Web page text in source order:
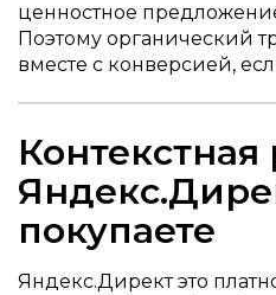
ценностное
Поэтому органический
вместе с конверсией,
покупаете
Яндекс.Директ это